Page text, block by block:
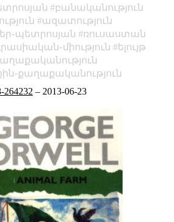
բանականություն
ազատություն
ռուսաստան
ելույթ
264232 – 2013-06-23